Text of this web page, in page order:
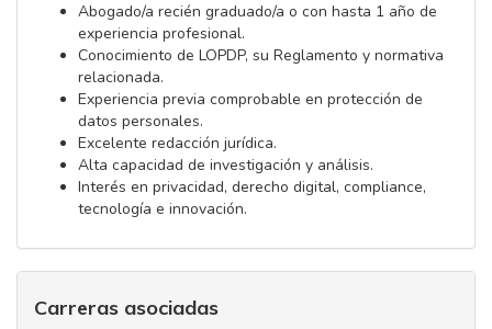
Abogado/a recién graduado/a o con hasta 1 año de
experiencia profesional.
Conocimiento de LOPDP, su Reglamento y normativa
relacionada.
Experiencia previa comprobable en protección de
datos personales.
Excelente redacción jurídica.
Alta capacidad de investigación y análisis.
Interés en privacidad, derecho digital, compliance,
tecnología e innovación.
Carreras asociadas